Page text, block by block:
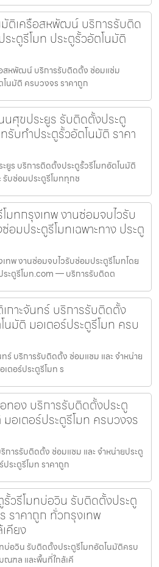
ติเครือสหพัฒน์ บริการรับติด
ะตูรีโมท ประตูรั้วอัตโนมัติ
สหพัฒน์ บริการรับติดตั้ง ซ่อมแซ่ม
นมัติ ครบวงจร ราคาถูก
นศุขประยูร รับติดตั้งประตู
รับทำประตูรั้วอัตโนมัติ ราคา
ยูร บริการติดตั้งประตูรั้วรีโมทอัตโนมัติ
รับซ่อมประตูรีโมททุกช
มทกรุงเทพ งานซ่อมจบไวรับ
อมประตูรีโมทเฉพาะทาง ประตู
ทพ งานซ่อมจบไวรับซ่อมประตูรีโมทโดย
ระตูรีโมท.com — บริการรับติดต
กาะจันทร์ บริการรับติดตั้ง
นมัติ มอเตอร์ประตูรีโมท ครบ
ร์ บริการรับติดตั้ง ซ่อมแซม และ จำหน่าย
ตอร์ประตูรีโมท ร
ทอง บริการรับติดตั้งประตู
อเตอร์ประตูรีโมท ครบวงจร
ารรับติดตั้ง ซ่อมแซม และ จำหน่ายประตู
ระตูรีโมท ราคาถูก
รั้วรีโมทบ่อวิน รับติดตั้งประตู
ราคาถูก ทั่วกรุงเทพ
คียง
บ่อวิน รับติดตั้งประตูรีโมทอัตโนมัติครบ
ณฑล และพื้นที่ใกล้เคี